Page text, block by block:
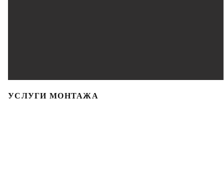
УСЛУГИ МОНТАЖА